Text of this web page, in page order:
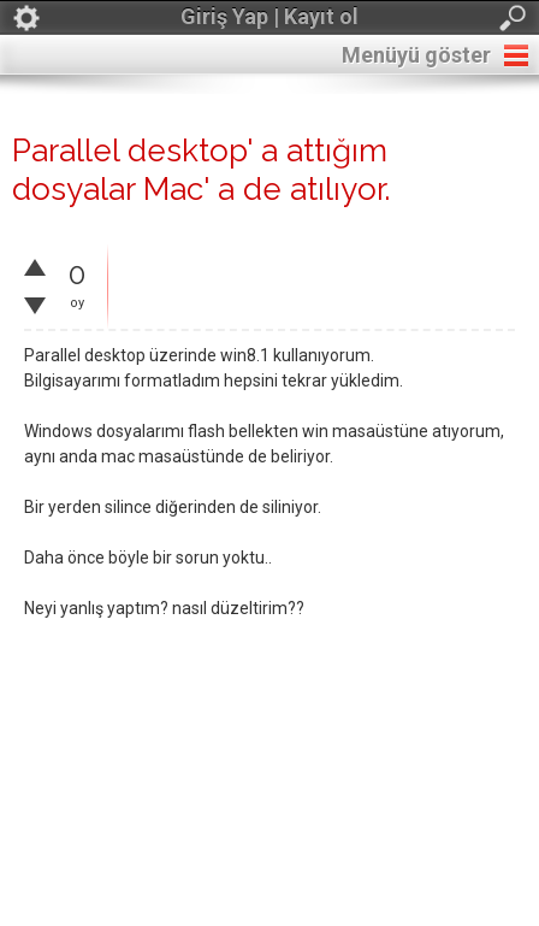
Giriş Yap | Kayıt ol
Menüyü göster
Parallel desktop' a attığım
dosyalar Mac' a de atılıyor.
0
oy
Parallel desktop üzerinde win8.1 kullanıyorum.
Bilgisayarımı formatladım hepsini tekrar yükledim.
Windows dosyalarımı flash bellekten win masaüstüne atıyorum,
aynı anda mac masaüstünde de beliriyor.
Bir yerden silince diğerinden de siliniyor.
Daha önce böyle bir sorun yoktu..
Neyi yanlış yaptım? nasıl düzeltirim??